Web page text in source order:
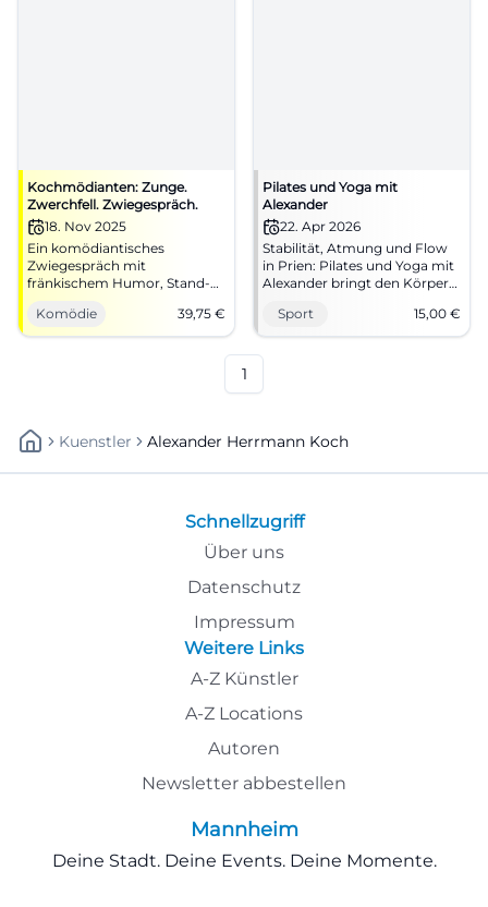
Kochmödianten: Zunge.
Zwerchfell. Zwiegespräch.
18. Nov 2025
Ein komödiantisches
Zwiegespräch mit
fränkischem Humor, Stand-
up und Kabarett – live in der
Freiheitshalle Hof. Sichere dir
dein Lach-Erlebnis mit
Komödie 39,75 €
Pilates und Yoga mit
Alexander
22. Apr 2026
Stabilität, Atmung und Flow
in Prien: Pilates und Yoga mit
Alexander bringt den Körper
Uhr, 15 Euro pro Einheit. Jetzt
bewusst trainieren! #Pilates
Sport 15,00 €
1
Kuenstler Alexander Herrmann Koch
Schnellzugriff
Über uns
Datenschutz
Impressum
Weitere Links
A-Z Künstler
A-Z Locations
Autoren
Newsletter abbestellen
Mannheim
Deine Stadt. Deine Events. Deine Momente.